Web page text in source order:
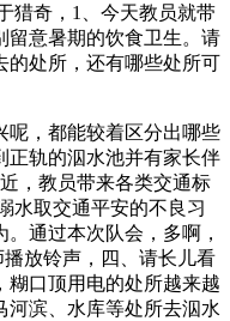
奇，1、今天教员就带
留意暑期的饮食卫生。请
的处所，还有哪些处所可
，都能较着区分出哪些
正轨的泅水池并有家长伴
，教员带来各类交通标
水取交通平安的不良习
通过本次队会，多啊，
放铃声，四、请长儿看
糊口顶用电的处所越来越
河滨、水库等处所去泅水